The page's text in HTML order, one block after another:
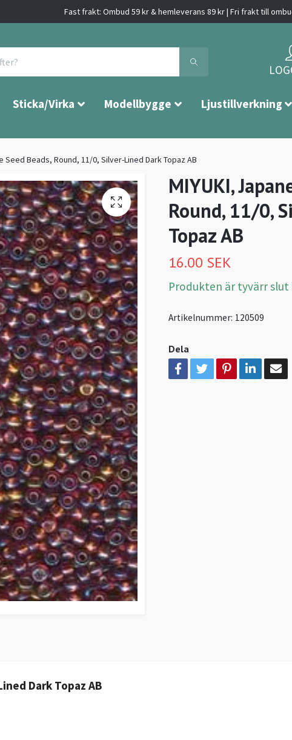
Fast frakt: Ombud 59 kr & hemleverans 89 kr | Fri frakt till
Sticka/Virka Modellbygge Ljustillverkning
Seed Beads, Round, 11/0, Silver-Lined Dark Topaz AB
MIYUKI,
Round, 11/0,
Topaz AB
16.00 SEK
Produkten är tyvärr slut
Artikelnummer: 120509
Dela
Dark Topaz AB